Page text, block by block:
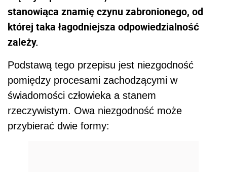
stanowiąca znamię czynu zabronionego, od
której taka łagodniejsza odpowiedzialność
zależy.
Podstawą tego przepisu jest niezgodność
pomiędzy procesami zachodzącymi w
świadomości człowieka a stanem
rzeczywistym. Owa niezgodność może
przybierać dwie formy: